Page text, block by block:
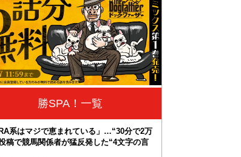
勝SPA！一覧
系はマジで恵まれている」…“30分で2万
稿で競馬関係者が猛反発した“4文字の言